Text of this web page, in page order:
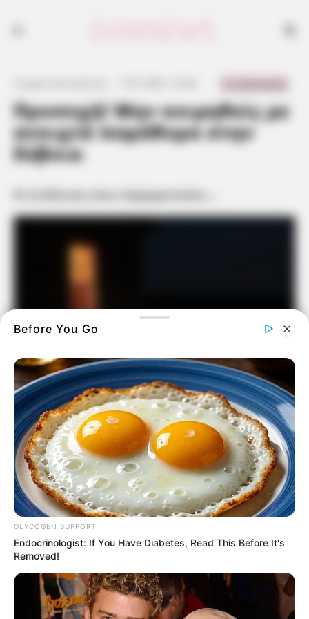
Προσοχή! Μην κοιμηθείς με
ανοιχτά παράθυρα στην
Εύβοια
Ο κίνδυνος που παραμονεύει…
Καθώς η Εύβοια βιώνει όλο και πιο συχνούς
καύσωνες και οι θερμοκρασίες εκτοξεύονται,
το δίλημμα με τα παράθυρα είναι πιο
επίκαιρο από ποτέ. Πολλοί από εμάς
αναζητούμε απεγνωσμένα τη δροσιά, και η
πρώτη σκέψη είναι να ανοίξουμε τα παράθυρα
διάπλατα για να μπει ο αέρας. Κι όμως, οι
ειδικοί κρούουν τον κώδωνα του κινδύνου και
προτείνουν κάτι εντελώς διαφορετικό!
Σύμφωνα με νεότερα επιστημονικά δεδομένα
και δημοσιεύματα, το να κρατάς τα παράθυρα
κλειστά κατά τις ώρες της μέγιστης ζέστης
Before You Go
GLYCOGEN SUPPORT
Endocrinologist: If You Have Diabetes, Read This Before It's
Removed!